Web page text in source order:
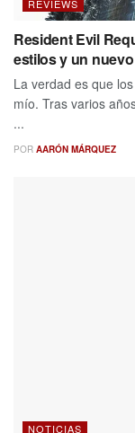
REVIEWS
Resident Evil
estilos y un
La verdad es que
mío. Tras varios
...
POR AARÓN MÁRQUEZ
NOTICIAS